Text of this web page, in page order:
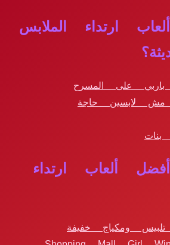
ارتداء الملابس
على المسرح
مش لابسين حاجة
ألعاب ارتداء
ومكياج خفيفة